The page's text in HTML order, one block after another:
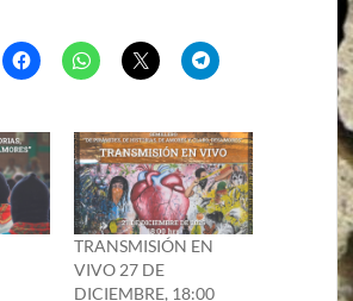
TRANSMISIÓN EN
VIVO 27 DE
DICIEMBRE, 18:00